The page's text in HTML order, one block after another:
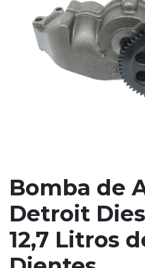
Bomba de
Detroit
12,7 Litros